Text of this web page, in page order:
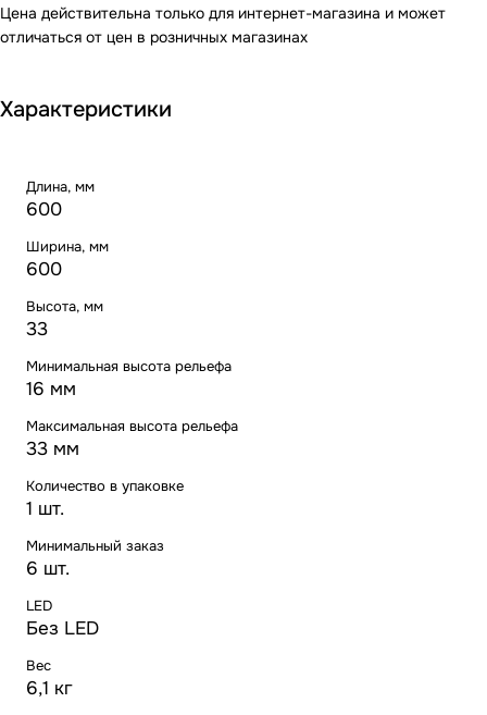
Цена действительна только для интернет-магазина и может
отличаться от цен в розничных магазинах
Характеристики
Длина, мм
600
Ширина, мм
600
Высота, мм
33
Минимальная высота рельефа
16 мм
Максимальная высота рельефа
33 мм
Количество в упаковке
1 шт.
Минимальный заказ
6 шт.
LED
Без LED
Вес
6,1 кг